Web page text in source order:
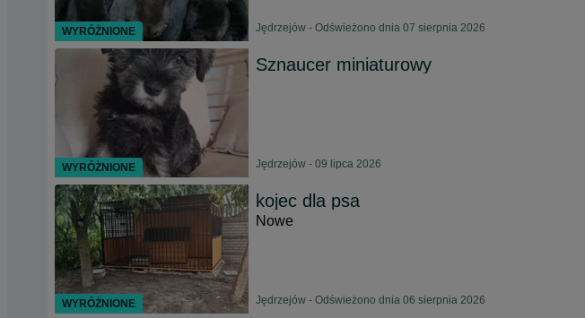
Jędrzejów - Odświeżono dnia 07 sierpnia 2026
Sznaucer miniaturowy
Jędrzejów - 09 lipca 2026
kojec dla psa
Nowe
Jędrzejów - Odświeżono dnia 06 sierpnia 2026
WYRÓŻNIONE
WYRÓŻNIONE
WYRÓŻNIONE